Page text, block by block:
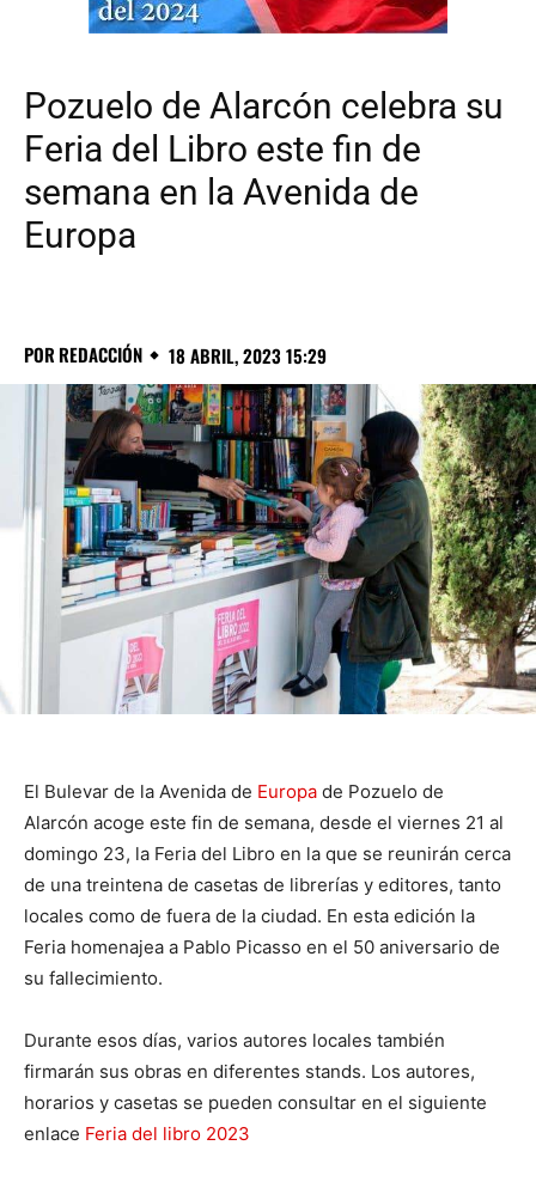
Pozuelo de Alarcón celebra su
Feria del Libro este fin de
semana en la Avenida de
Europa
POR REDACCIÓN 18 ABRIL, 2023 15:29
El Bulevar de la Avenida de Europa de Pozuelo de
Alarcón acoge este fin de semana, desde el viernes 21 al
domingo 23, la Feria del Libro en la que se reunirán cerca
de una treintena de casetas de librerías y editores, tanto
locales como de fuera de la ciudad. En esta edición la
Feria homenajea a Pablo Picasso en el 50 aniversario de
su fallecimiento.
Durante esos días, varios autores locales también
firmarán sus obras en diferentes stands. Los autores,
horarios y casetas se pueden consultar en el siguiente
enlace Feria del libro 2023